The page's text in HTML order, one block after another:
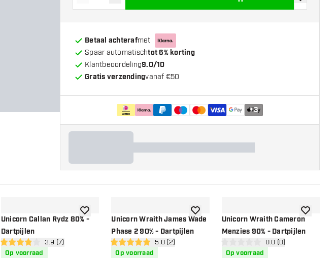
Verminder hoeveelheid
Verhoog hoeveelheid toevoegen
Betaal achterafmet
Spaar automatischtot 6% korting
Klantbeoordeling9.0/10
Gratis verzendingvanaf €50
+3
aan verlanglijst
Unicorn Callan Rydz 80% -
Dartpijlen
open reviews drawer
3.9 score sterren3.9 (7)
Op voorraad
toevoegen aan verlanglijst
Unicorn Wraith James Wade
Phase 2 90% - Dartpijlen
open reviews drawer
5 score sterren5.0 (2)
Op voorraad
toevoegen aan verlanglijst
Unicorn Wraith Cameron
Menzies 90% - Dartpijlen
open reviews drawer
0 score sterren0.0 (0)
Op voorraad